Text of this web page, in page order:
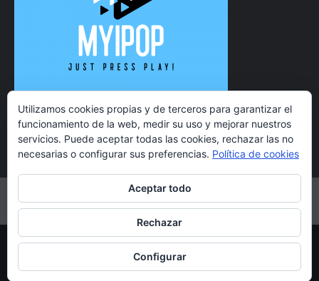
TwitterInstagramFacebookYouTube
Copyright 2021 MyiPop © Todos los derechos reservados.
por AF themes.
Utilizamos cookies propias y de terceros para garantizar el
funcionamiento de la web, medir su uso y mejorar nuestros
servicios. Puede aceptar todas las cookies, rechazar las no
necesarias o configurar sus preferencias. Política de cookies
Aceptar todo
Rechazar
Configurar